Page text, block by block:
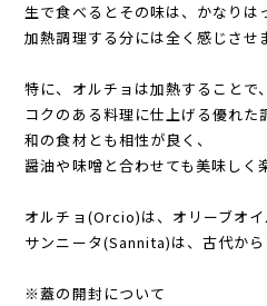
生で食べるとその味は、かなりは
加熱調理する分には全く感じさせ
特に、オルチョは加熱することで
コクのある料理に仕上げる優れた
和の食材とも相性が良く、
醤油や味噌と合わせても美味しく
オルチョ(Orcio)は、オリーブオ
サンニータ(Sannita)は、古代か
※蓋の開封について